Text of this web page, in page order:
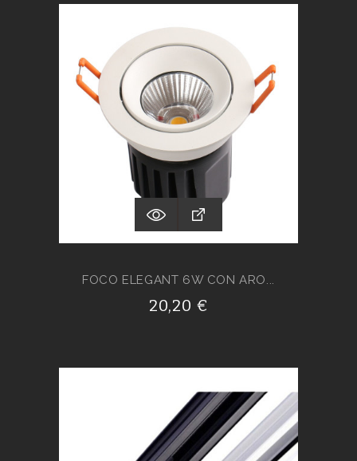
FOCO ELEGANT 6W CON ARO...
20,20 €